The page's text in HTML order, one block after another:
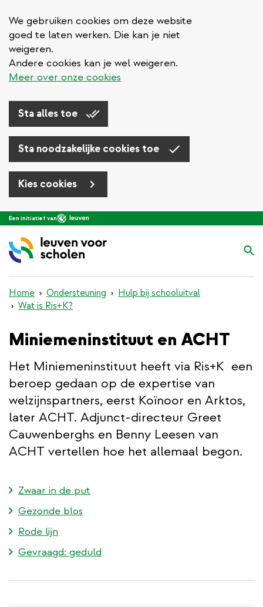
We gebruiken cookies om deze website
goed te laten werken. Die kan je niet
weigeren.
Andere cookies kan je wel weigeren.
Meer over onze cookies
Sta alles toe
Sta noodzakelijke cookies toe
Kies cookies
Overslaan
naar
de
inhoud
gaan
Een initiatief van
Home Ondersteuning
Hulp bij schooluitval
Wat is Ris+K?
Miniemeninstituut en ACHT
Het Miniemeninstituut heeft via Ris+K een
beroep gedaan op de expertise van
welzijnspartners, eerst Koïnoor en Arktos,
later ACHT. Adjunct-directeur Greet
Cauwenberghs en Benny Leesen van
ACHT vertellen hoe het allemaal begon.
Zwaar in de put
Gezonde blos
Rode lijn
Gevraagd: geduld